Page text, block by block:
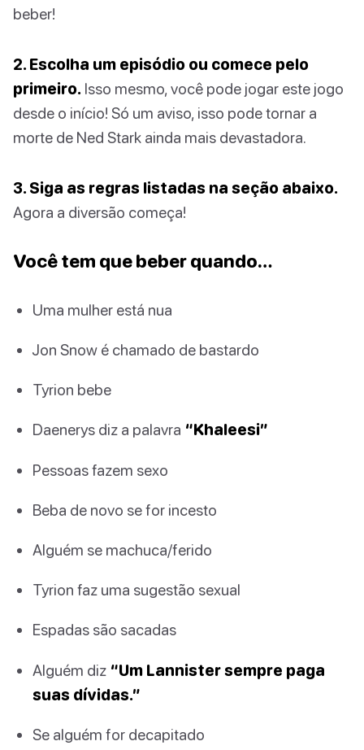
beber!
2. Escolha um episódio ou comece pelo
primeiro. Isso mesmo, você pode jogar este jogo
desde o início! Só um aviso, isso pode tornar a
morte de Ned Stark ainda mais devastadora.
3. Siga as regras listadas na seção abaixo.
Agora a diversão começa!
Você tem que beber quando…
Uma mulher está nua
Jon Snow é chamado de bastardo
Tyrion bebe
Daenerys diz a palavra “Khaleesi”
Pessoas fazem sexo
Beba de novo se for incesto
Alguém se machuca/ferido
Tyrion faz uma sugestão sexual
Espadas são sacadas
Alguém diz “Um Lannister sempre paga
suas dívidas.”
Se alguém for decapitado